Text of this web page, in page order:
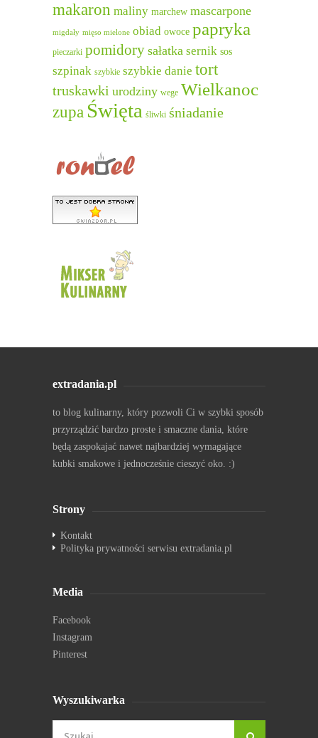
makaron maliny marchew mascarpone
migdały mięso mielone obiad owoce papryka
pieczarki pomidory sałatka sernik sos
szpinak szybkie szybkie danie tort
truskawki urodziny wege Wielkanoc
zupa Święta śliwki śniadanie
extradania.pl
to blog kulinarny, który pozwoli Ci w szybki sposób
przyrządzić bardzo proste i smaczne dania, które
będą zaspokajać nawet najbardziej wymagające
kubki smakowe i jednocześnie cieszyć oko. :)
Strony
Kontakt
Polityka prywatności serwisu extradania.pl
Media
Facebook
Instagram
Pinterest
Wyszukiwarka